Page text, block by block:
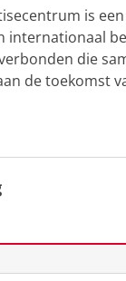
is
internationaal
die
de toekomst